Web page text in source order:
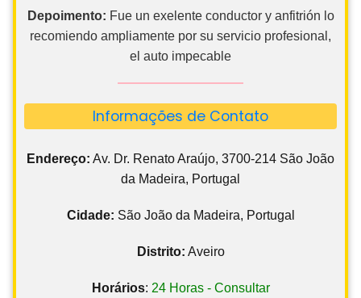
Depoimento: Fue un exelente conductor y anfitrión lo
recomiendo ampliamente por su servicio profesional,
el auto impecable
Informações de Contato
Endereço: Av. Dr. Renato Araújo, 3700-214 São João
da Madeira, Portugal
Cidade: São João da Madeira, Portugal
Distrito: Aveiro
Horários: 24 Horas - Consultar